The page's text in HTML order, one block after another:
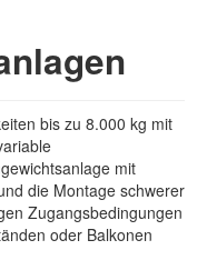
bis zu 8.000 kg mit
mit
die Montage schwerer
Zugangsbedingungen
oder Balkonen